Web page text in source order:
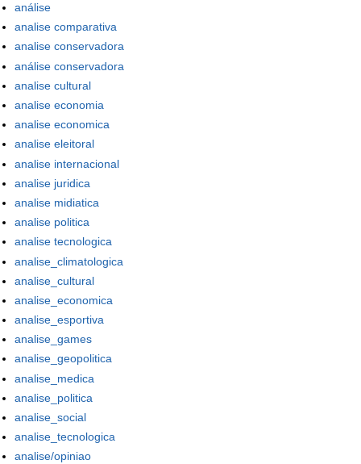
análise
analise comparativa
analise conservadora
análise conservadora
analise cultural
analise economia
analise economica
analise eleitoral
analise internacional
analise juridica
analise midiatica
analise politica
analise tecnologica
analise_climatologica
analise_cultural
analise_economica
analise_esportiva
analise_games
analise_geopolitica
analise_medica
analise_politica
analise_social
analise_tecnologica
analise/opiniao